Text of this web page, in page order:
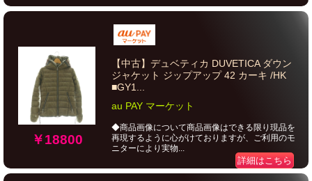
￥18800
【中古】デュベティカ DUVETICA ダウン
ジャケット ジップアップ 42 カーキ /HK
■GY1...
au PAY マーケット
◆商品画像について商品画像はできる限り現品を
再現するように心がけておりますが、ご利用のモ
ニターにより実物...
詳細はこちら